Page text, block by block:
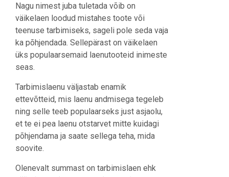
Nagu nimest juba tuletada võib on
väikelaen loodud mistahes toote või
teenuse tarbimiseks, sageli pole seda vaja
ka põhjendada. Sellepärast on väikelaen
üks populaarsemaid laenutooteid inimeste
seas.
Tarbimislaenu väljastab enamik
ettevõtteid, mis laenu andmisega tegeleb
ning selle teeb populaarseks just asjaolu,
et te ei pea laenu otstarvet mitte kuidagi
põhjendama ja saate sellega teha, mida
soovite.
Olenevalt summast on tarbimislaen ehk